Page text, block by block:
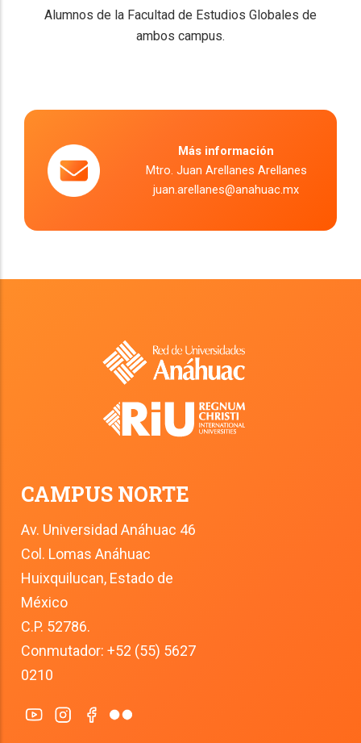
Alumnos de la Facultad de Estudios Globales de
ambos campus.
Más información
Mtro. Juan Arellanes Arellanes
juan.arellanes@anahuac.mx
CAMPUS NORTE
Av. Universidad Anáhuac 46
Col. Lomas Anáhuac
Huixquilucan, Estado de
México
C.P. 52786.
Conmutador: +52 (55) 5627
0210